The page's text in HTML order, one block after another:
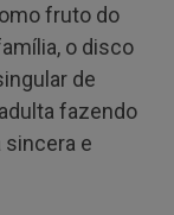
fruto do
o disco
de
fazendo
e